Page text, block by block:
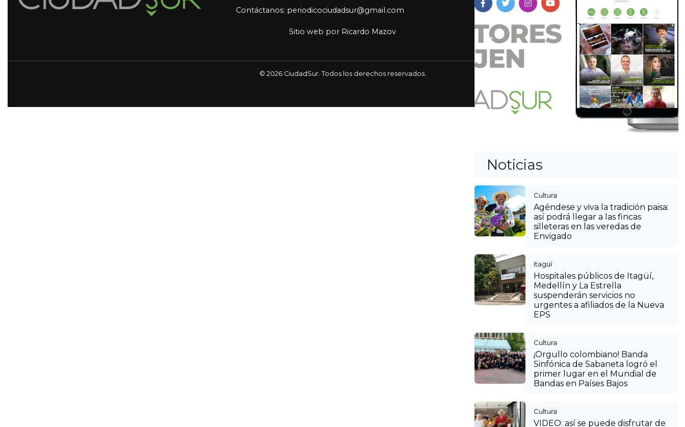
Previous Next
Noticias
Cultura
Agéndese y viva la tradición paisa:
así podrá llegar a las fincas
silleteras en las veredas de
Envigado
Itagüí
Hospitales públicos de Itagüí,
Medellín y La Estrella
suspenderán servicios no
urgentes a afiliados de la Nueva
EPS
Cultura
¡Orgullo colombiano! Banda
Sinfónica de Sabaneta logró el
primer lugar en el Mundial de
Bandas en Países Bajos
Cultura
VIDEO: así se puede disfrutar de
Contáctanos: periodicociudadsur@gmail.com
Sitio web por Ricardo Mazov
© 2026 CiudadSur. Todos los derechos reservados.